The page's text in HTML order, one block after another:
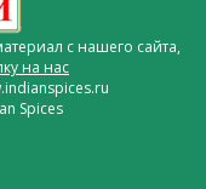
с нашего сайта,
на нас
Spices